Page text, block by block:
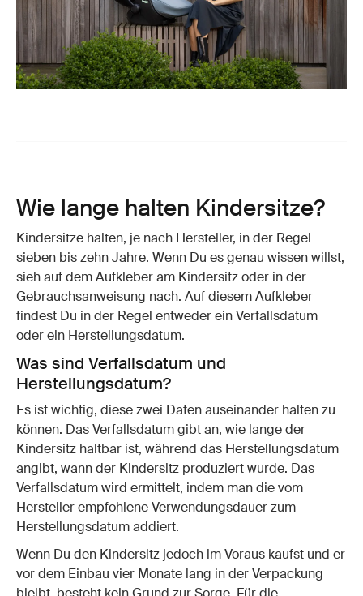
Wie lange halten Kindersitze?
Kindersitze halten, je nach Hersteller, in der Regel
sieben bis zehn Jahre. Wenn Du es genau wissen willst,
sieh auf dem Aufkleber am Kindersitz oder in der
Gebrauchsanweisung nach. Auf diesem Aufkleber
findest Du in der Regel entweder ein Verfallsdatum
oder ein Herstellungsdatum.
Was sind Verfallsdatum und
Herstellungsdatum?
Es ist wichtig, diese zwei Daten auseinander halten zu
können. Das Verfallsdatum gibt an, wie lange der
Kindersitz haltbar ist, während das Herstellungsdatum
angibt, wann der Kindersitz produziert wurde. Das
Verfallsdatum wird ermittelt, indem man die vom
Hersteller empfohlene Verwendungsdauer zum
Herstellungsdatum addiert.
Wenn Du den Kindersitz jedoch im Voraus kaufst und er
vor dem Einbau vier Monate lang in der Verpackung